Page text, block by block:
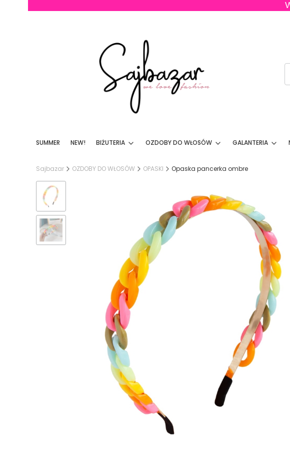
SUMMER NEW! BIŻUTERIA OZDOBY DO WŁOSÓW GALANTERIA
Sajbazar OZDOBY DO WŁOSÓW OPASKI Opaska pancerka ombre